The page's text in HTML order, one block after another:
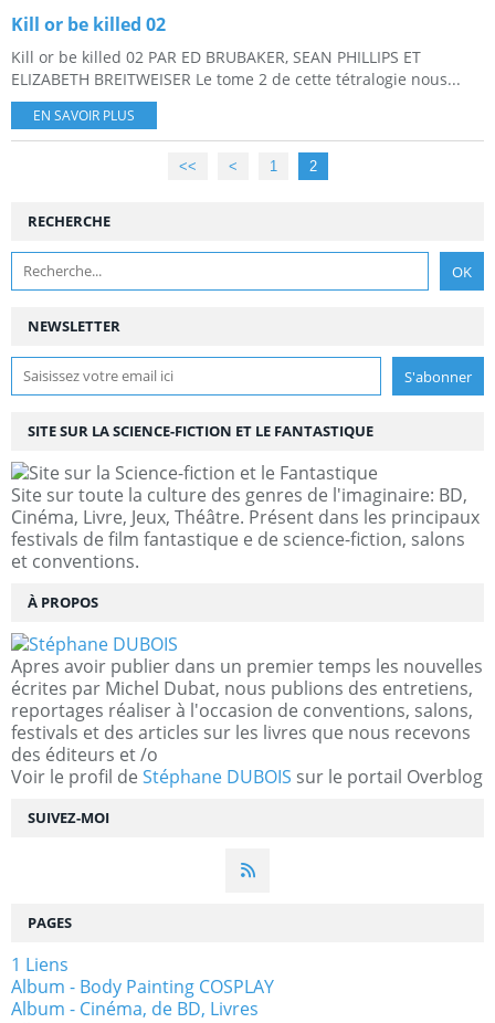
Kill or be killed 02
Kill or be killed 02 PAR ED BRUBAKER, SEAN PHILLIPS ET
ELIZABETH BREITWEISER Le tome 2 de cette tétralogie nous...
EN SAVOIR PLUS
<< < 1 2
NEWSLETTER
SUIVEZ-MOI
RECHERCHE
SITE SUR LA SCIENCE-FICTION ET LE FANTASTIQUE
Site sur toute la culture des genres de l'imaginaire: BD,
Cinéma, Livre, Jeux, Théâtre. Présent dans les principaux
festivals de film fantastique e de science-fiction, salons
et conventions.
À PROPOS
Apres avoir publier dans un premier temps les nouvelles
écrites par Michel Dubat, nous publions des entretiens,
reportages réaliser à l'occasion de conventions, salons,
festivals et des articles sur les livres que nous recevons
des éditeurs et /o
Voir le profil de Stéphane DUBOIS sur le portail Overblog
PAGES
1 Liens
Album - Body Painting COSPLAY
Album - Cinéma, de BD, Livres